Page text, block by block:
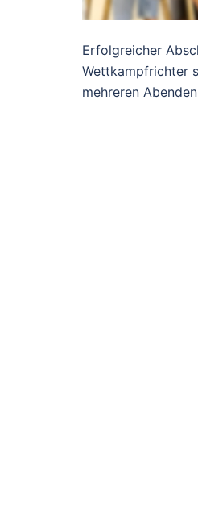
Erfolgreicher
Wettkampfrichter
mehreren